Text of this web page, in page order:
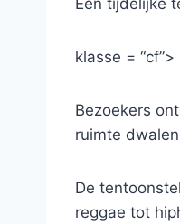
klasse = “cf”>
Bezoekers
ruimte
De
reggae tot